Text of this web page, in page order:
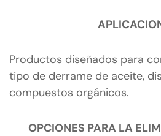
Productos diseñados para
tipo de derrame de aceite,
compuestos orgánicos.
OPCIONES PARA LA